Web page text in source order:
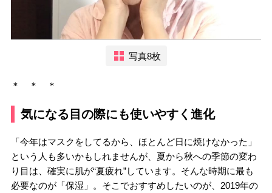
写真8枚
＊ ＊ ＊
気になる目の際にも使いやすく進化
「今年はマスクをしてるから、ほとんど日に焼けなかった」
という人も多いかもしれませんが、夏から秋への季節の変わ
り目は、確実に肌が“夏疲れ”しています。そんな時期に最も
必要なのが「保湿」。そこでおすすめしたいのが、2019年の